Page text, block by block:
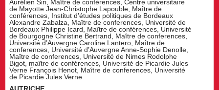
Aurélien Siri, Maître de conférences, Centre universitaire
de Mayotte Jean-Christophe Lapouble, Maître de
conférences, Institut d’études politiques de Bordeaux
Alexandre Zabalza, Maître de conferences, Université de
Bordeaux Philippe Icard, Maître de conférences, Université
de Bourgogne Christine Bertrand, Maître de conferences,
Université d’Auvergne Caroline Lantero, Maître de
conferences, Université d’Auvergne Anne-Sophie Denolle,
Maître de conferences, Université de Nimes Rodolphe
Bigot, maître de conférences, Université de Picardie Jules
Verne François Henot, Maître de conferences, Université
de Picardie Jules Verne